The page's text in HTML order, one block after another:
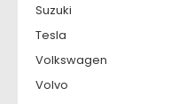
Suzuki
Tesla
Volkswagen
Volvo